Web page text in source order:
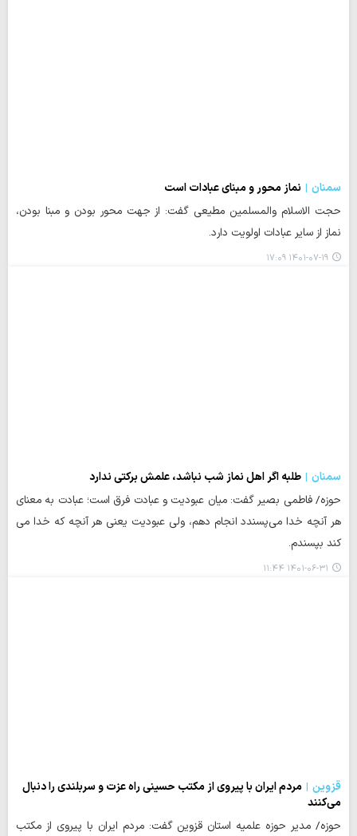
سمنان
نماز محور و مبنای عبادات است
حجت الاسلام والمسلمین مطیعی گفت: از جهت محور بودن و مبنا بودن،
نماز از سایر عبادات اولویت دارد.
۱۴۰۱-۰۷-۱۹ ۱۷:۰۹
سمنان
طلبه اگر اهل نماز شب نباشد، علمش برکتی ندارد
حوزه/ فاطمی بصیر گفت: میان عبودیت و عبادت فرق است؛ عبادت به معنای
هر آنچه خدا می‌پسندد انجام دهم، ولی عبودیت یعنی هر آنچه که خدا می
کند بپسندم.
۱۴۰۱-۰۶-۳۱ ۱۱:۴۴
قزوین
مردم ایران با پیروی از مکتب حسینی راه عزت و سربلندی را دنبال
می‌کنند
حوزه/ مدیر حوزه علمیه استان قزوین گفت: مردم ایران با پیروی از مکتب